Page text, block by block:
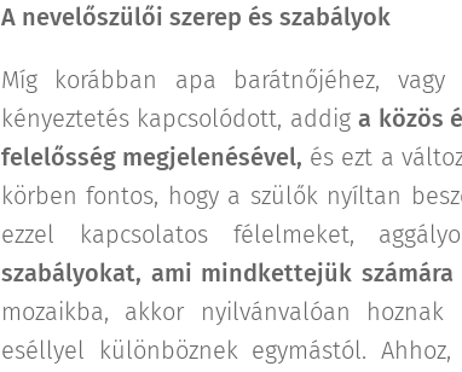
A nevelőszülői szerep és szabályok
Míg korábban apa barátnőjéhez,
kényeztetés kapcsolódott, addiga közös
felelősség megjelenésével, és ezt a
körben fontos, hogy a szülők nyíltan
ezzel kapcsolatos félelmeket,
szabályokat, ami mindkettejük
mozaikba, akkor nyilvánvalóan
eséllyel különböznek egymástól.